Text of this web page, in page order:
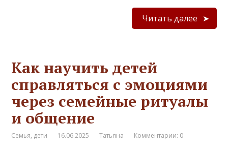
Читать далее
Как научить детей
справляться с эмоциями
через семейные ритуалы
и общение
Семья, дети 16.06.2025 Татьяна Комментарии: 0